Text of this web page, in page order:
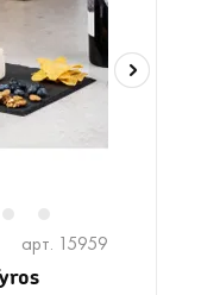
арт. 15959